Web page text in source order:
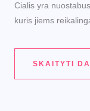
Cialis yra
kuris jiems
SKAITYTI